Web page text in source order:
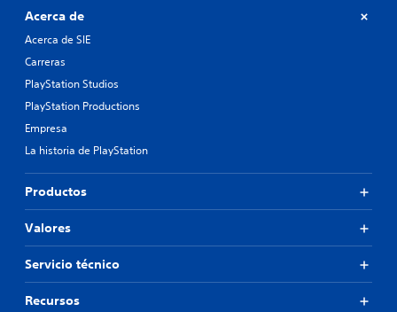
Acerca de
Acerca de SIE
Carreras
PlayStation Studios
PlayStation Productions
Empresa
La historia de PlayStation
Productos
Valores
Servicio técnico
Recursos